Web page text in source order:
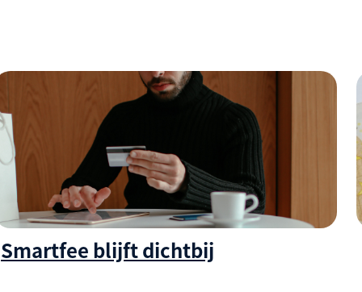
Smartfee blijft dichtbij